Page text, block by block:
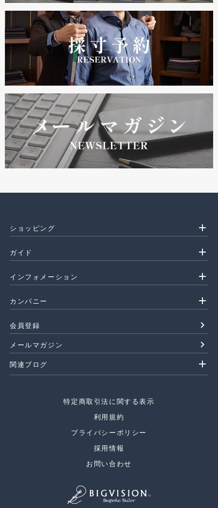
ショッピング add
ガイド add
インフォメーション add
カンパニー add
会員登録 navigate_next
メールマガジン navigate_next
関連ブログ add
特定商取引法に関する表示
利用規約
プライバシーポリシー
採用情報
お問い合わせ